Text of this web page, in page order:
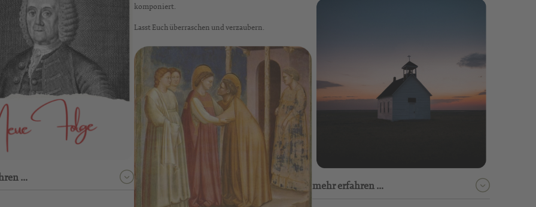
…
komponiert.
Lasst Euch überraschen und verzaubern.
mehr erfahren …